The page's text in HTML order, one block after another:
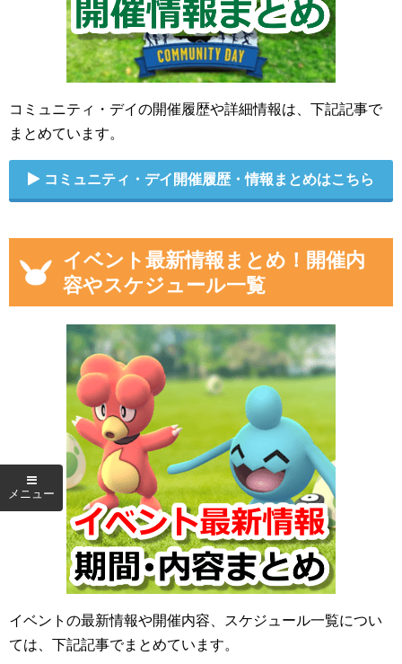
コミュニティ・デイの開催履歴や詳細情報は、下記記事で
まとめています。
コミュニティ・デイ開催履歴・情報まとめはこちら
イベント最新情報まとめ！開催内
容やスケジュール一覧
イベントの最新情報や開催内容、スケジュール一覧につい
ては、下記記事でまとめています。